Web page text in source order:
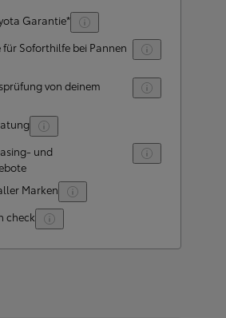
Garantie*
Soforthilfe bei Pannen
von deinem
und
Marken
check